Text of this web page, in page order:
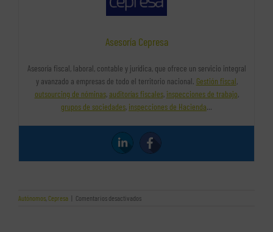
Asesoría Cepresa
Asesoría fiscal, laboral, contable y jurídica, que ofrece un servicio integral
y avanzado a empresas de todo el territorio nacional. Gestión fiscal,
outsourcing de nóminas,auditorías fiscales, inspecciones de trabajo,
grupos de sociedades, inspecciones de Hacienda…
Autónomos Cepresa | Comentarios desactivadosen